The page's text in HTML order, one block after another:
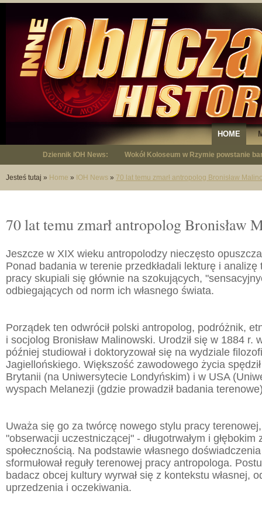
HOME
Dziennik IOH News: Wokół Koloseum w Rzymie powstanie
"Niepodległy - opowieść o Januszu
Jesteś tutaj » Home » IOH News » 70 lat temu zmarł antropolog Bronisław
70 lat temu zmarł antropolog Bronisław
Jeszcze w XIX wieku antropolodzy nieczęsto
Ponad badania w terenie przedkładali lekturę i analizę
pracy skupiali się głównie na szokujących,
odbiegających od norm ich własnego świata.
Porządek ten odwrócił polski antropolog, podróżnik,
i socjolog Bronisław Malinowski. Urodził się w 1884 r.
później studiował i doktoryzował się na wydziale
Jagiellońskiego. Większość zawodowego życia
Brytanii (na Uniwersytecie Londyńskim) i w USA
wyspach Melanezji (gdzie prowadził badania
Uważa się go za twórcę nowego stylu pracy
"obserwacji uczestniczącej" - długotrwałym i
społecznością. Na podstawie własnego
sformułował reguły terenowej pracy antropologa.
badacz obcej kultury wyrwał się z kontekstu własnej,
uprzedzenia i oczekiwania.